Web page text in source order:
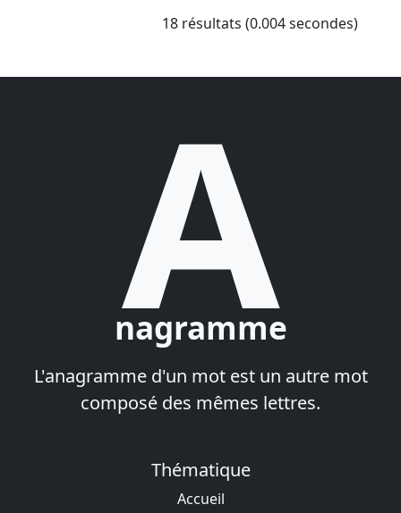
18 résultats (0.004 secondes)
A
nagramme
L'anagramme d'un mot est un autre mot
composé des mêmes lettres.
Thématique
Accueil